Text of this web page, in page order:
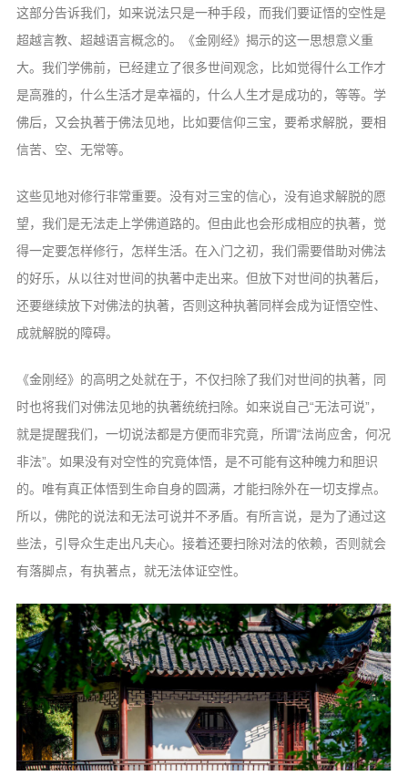
这部分告诉我们，如来说法只是一种手段，而我们要证悟的空性是
超越言教、超越语言概念的。《金刚经》揭示的这一思想意义重
大。我们学佛前，已经建立了很多世间观念，比如觉得什么工作才
是高雅的，什么生活才是幸福的，什么人生才是成功的，等等。学
佛后，又会执著于佛法见地，比如要信仰三宝，要希求解脱，要相
信苦、空、无常等。
这些见地对修行非常重要。没有对三宝的信心，没有追求解脱的愿
望，我们是无法走上学佛道路的。但由此也会形成相应的执著，觉
得一定要怎样修行，怎样生活。在入门之初，我们需要借助对佛法
的好乐，从以往对世间的执著中走出来。但放下对世间的执著后，
还要继续放下对佛法的执著，否则 这种执著同样会成为证悟空性、
成就解脱的障碍。
《金刚经》的高明之处就在于，不仅扫除了我们对世间的执著，同
时也将我们对佛法见地的执著统统扫除。如来说自己“无法可说”，
就是提醒我们，一切说法都是方便而非究竟，所谓“法尚应舍，何况
非法”。 如果没有对空性的究竟体悟，是不可能有这种魄力和胆识
的。唯有真正体悟到生命自身的圆满，才能扫除外在一切支撑点。
所以， 佛陀的说法和无法可说并不矛盾。有所言说， 是为了通过这
些法，引导众生走出凡夫心。 接着还要扫除对法的依赖，否则就会
有落脚点，有执著点，就无法体证空性。